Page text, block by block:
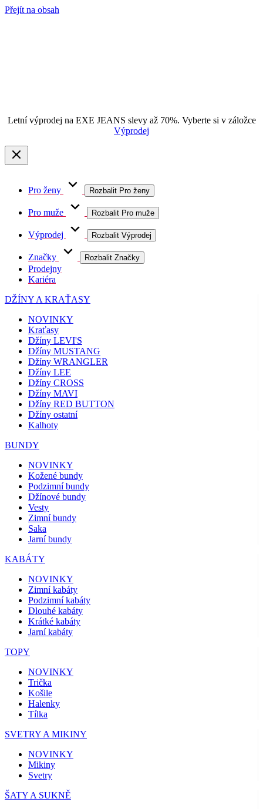
Přejít na obsah
Letní výprodej na EXE JEANS slevy až 70%. Vyberte si v záložce
Výprodej
Pro ženy Rozbalit Pro ženy
Pro muže Rozbalit Pro muže
Výprodej Rozbalit Výprodej
Značky Rozbalit Značky
Prodejny
Kariéra
DŽÍNY A KRAŤASY
NOVINKY
Kraťasy
Džíny LEVI'S
Džíny MUSTANG
Džíny WRANGLER
Džíny LEE
Džíny CROSS
Džíny MAVI
Džíny RED BUTTON
Džíny ostatní
Kalhoty
BUNDY
NOVINKY
Kožené bundy
Podzimní bundy
Džínové bundy
Vesty
Zimní bundy
Saka
Jarní bundy
KABÁTY
NOVINKY
Zimní kabáty
Podzimní kabáty
Dlouhé kabáty
Krátké kabáty
Jarní kabáty
TOPY
NOVINKY
Trička
Košile
Halenky
Tílka
SVETRY A MIKINY
NOVINKY
Mikiny
Svetry
ŠATY A SUKNĚ